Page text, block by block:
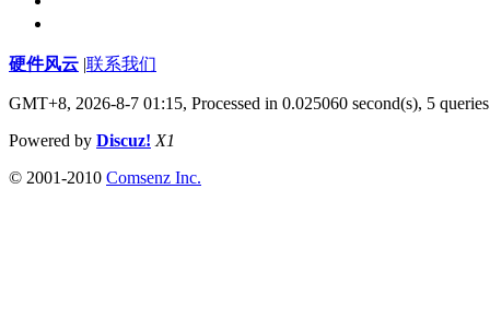
硬件风云 联系我们
GMT+8, 2026-8-7 01:15, Processed in 0.025060 second(s), 5 queries
Powered by Discuz! X1
© 2001-2010 Comsenz Inc.